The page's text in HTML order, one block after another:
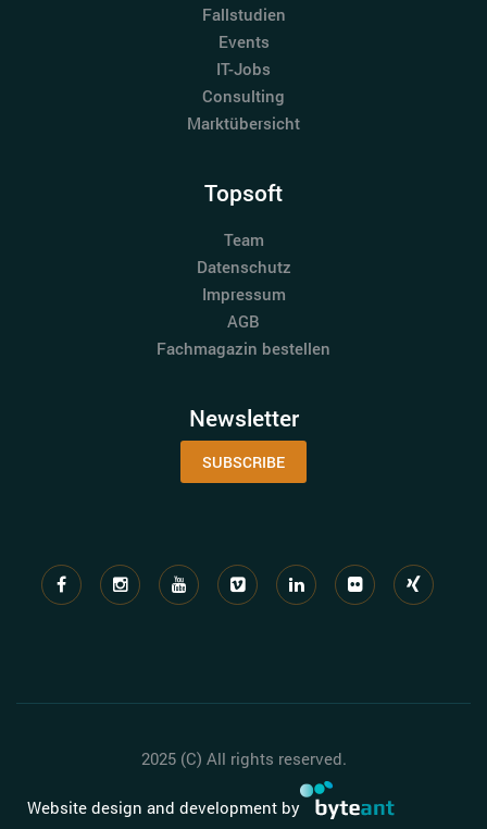
Fallstudien
Events
IT-Jobs
Consulting
Marktübersicht
Topsoft
Team
Datenschutz
Impressum
AGB
Fachmagazin bestellen
Newsletter
SUBSCRIBE
2025 (C) All rights reserved.
Website design and development by